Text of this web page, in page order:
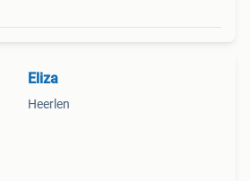
Eliza
Heerlen